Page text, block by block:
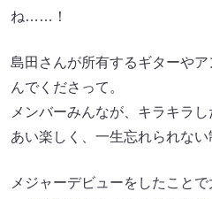
ね……！
島田さんが所有するギターや
んでくださって。
メンバーみんなが、キラキラ
あい楽しく、一生忘れられな
メジャーデビューをしたこと